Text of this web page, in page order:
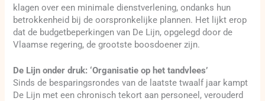
klagen over een minimale dienstverlening, ondanks hun
betrokkenheid bij de oorspronkelijke plannen. Het lijkt erop
dat de budgetbeperkingen van De Lijn, opgelegd door de
Vlaamse regering, de grootste boosdoener zijn.
De Lijn onder druk: ‘Organisatie op het tandvlees’
Sinds de besparingsrondes van de laatste twaalf jaar kampt
De Lijn met een chronisch tekort aan personeel, verouderd